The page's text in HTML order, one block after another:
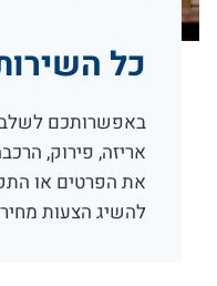
כל
באפשרותכם לשלב
אריזה, פירוק,
את הפרטים או
להשיג הצעות